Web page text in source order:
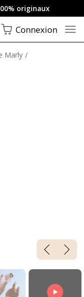
originaux
Connexion
Marly